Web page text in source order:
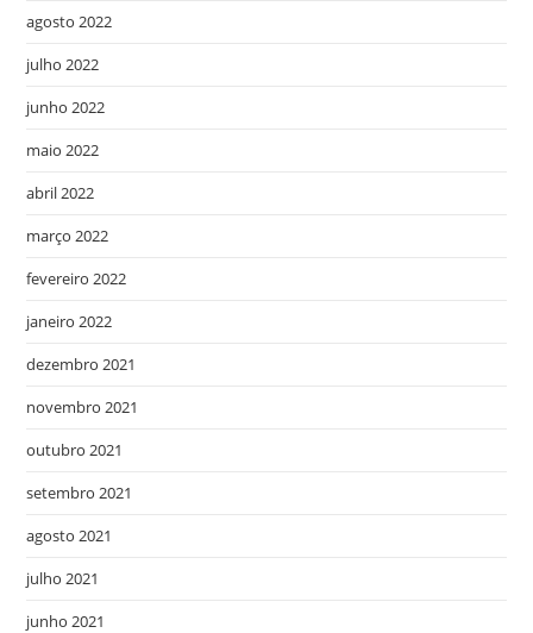
agosto 2022
julho 2022
junho 2022
maio 2022
abril 2022
março 2022
fevereiro 2022
janeiro 2022
dezembro 2021
novembro 2021
outubro 2021
setembro 2021
agosto 2021
julho 2021
junho 2021